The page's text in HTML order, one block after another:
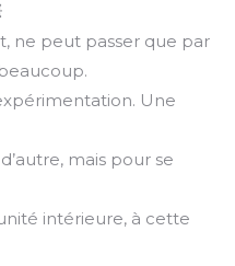
ne peut passer que par
Une
mais pour se
intérieure, à cette